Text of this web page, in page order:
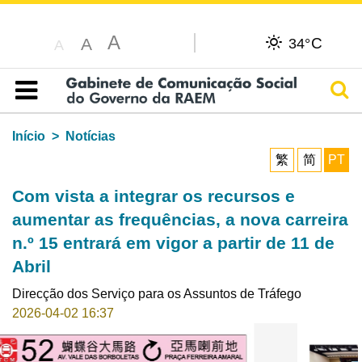
A A A 34°C
Índice
Início
Notícias
繁
简 PT
Com vista a integrar os recursos e
aumentar as frequências, a nova carreira
n.º 15 entrará em vigor a partir de 11 de
Abril
Direcção dos Serviço para os Assuntos de Tráfego
2026-04-02 16:37